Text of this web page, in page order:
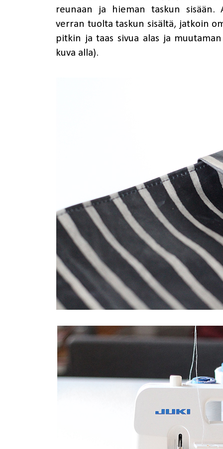
reunaan ja hieman taskun sisään.
verran tuolta taskun sisältä, jatkoin
pitkin ja taas sivua alas ja
kuva alla).